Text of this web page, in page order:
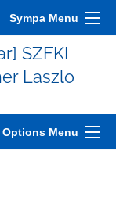
Sympa Menu
SZFKI
Laszlo
Options Menu